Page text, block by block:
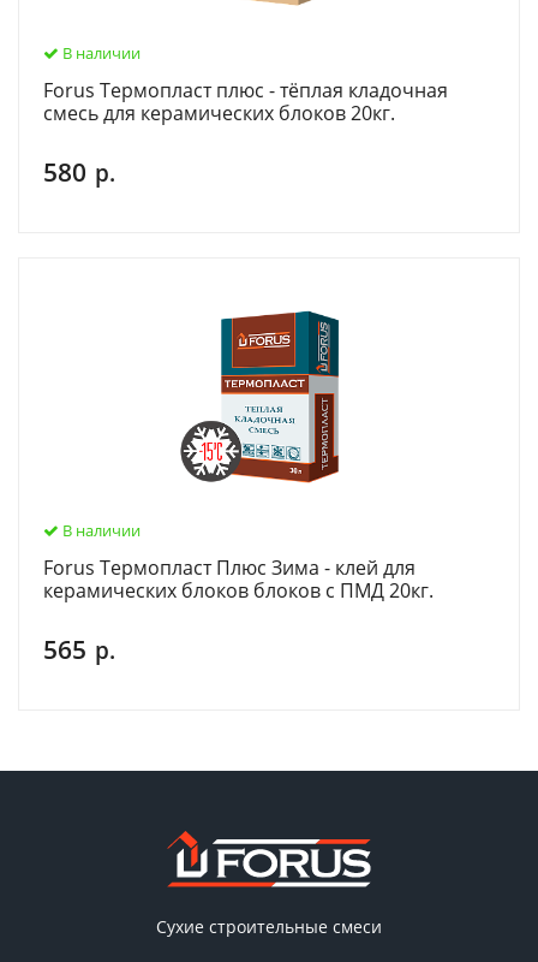
В наличии
Forus Термопласт плюс - тёплая кладочная
смесь для керамических блоков 20кг.
580 р.
В наличии
Forus Термопласт Плюс Зима - клей для
керамических блоков блоков с ПМД 20кг.
565 р.
Сухие строительные смеси